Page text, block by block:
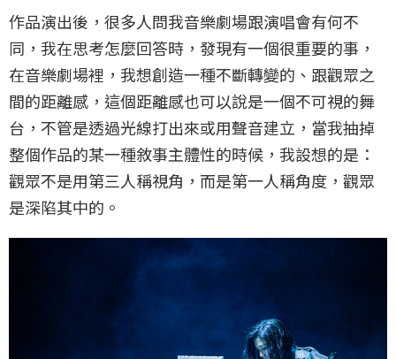
作品演出後，很多人問我音樂劇場跟演唱會有何不
同，我在思考怎麼回答時，發現有一個很重要的事，
在音樂劇場裡，我想創造一種不斷轉變的、跟觀眾之
間的距離感，這個距離感也可以說是一個不可視的舞
台，不管是透過光線打出來或用聲音建立，當我抽掉
整個作品的某一種敘事主體性的時候，我設想的是：
觀眾不是用第三人稱視角，而是第一人稱角度，觀眾
是深陷其中的。